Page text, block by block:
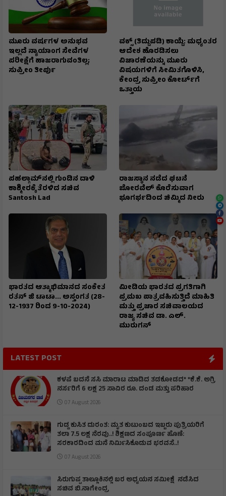
ಮೂರು ವರ್ಷಗಳ ಅನುಭವ
ಇಲ್ಲದೆ ನ್ಯಾಯಾಂಗ ಸೇವೆಗಳ
ಪರೀಕ್ಷೆಗೆ ಹಾಜರಾಗುವಂತಿಲ್ಲ;
ಸುಪ್ರೀಂ ತೀರ್ಪು
ವಕ್ಸ್ (ತಿದ್ದುಪಡಿ) ಕಾಯ್ದೆ: ಮಧ್ಯಂತರ
ಆದೇಶ ಹೊರಡಿಸಲು
ವಿಚಾರಣೆಯನ್ನು ಮೂರು
ವಿಷಯಗಳಿಗೆ ಸೀಮಿತಗೊಳಿಸಿ,
ಕೇಂದ್ರ ಸುಪ್ರೀಂ ಕೋರ್ಟ್‌ಗೆ
ಒತ್ತಾಯ
ಪಹಲ್ಗಾಮ್​ನಲ್ಲಿ ಗುಂಡಿನ ದಾಳಿ
ಕಾಶ್ಮೀರಕ್ಕೆ ತೆರಳಿದ ಸಚಿವ
Santosh Lad
ರಾಜಸ್ಥಾನ ನಡೆದ ಘಟನೆ
ಬೋರವೆಲ್ ಕೊರೆಸುವಾಗ
ಭೂಗರ್ಭದಿಂದ ಚಿಮ್ಮಿದ ನೀರು
ಭಾರತದ ಆತ್ಮಾಭಿಮಾನದ ಸಂಕೇತ
ರತನ್ ಜಿ ಟಾಟಾ... ಅಸ್ತಂಗತ (28-
12-1937 ರಿಂದ 9-10-2024)
ಮೀಡಿಯ ಭಾರತದ ಪ್ರಗತಿಗಾಗಿ
ಪ್ರಮಖ ಪಾತ್ರವಹಿಸುತ್ತಿದೆ ಮಾಹಿತಿ
ಮತ್ತು ಪ್ರಚಾರ ಸಚಿವಾಲಯದ
ರಾಜ್ಯ ಸಚಿವ ಡಾ. ಎಲ್.
ಮುರುಗನ್
LATEST POST
ಕಳಪೆ ಬದನೆ ಸಸಿ ಮಾರಾಟ ಮಾಡಿದ ತಡಕೋಡದ* *ಕೆ.ಕೆ. ಅಗ್ರಿ
ನರ್ಸರಿಗೆ 6 ಲಕ್ಷ 25 ಸಾವಿರ ರೂ. ದಂಡ ಮತ್ತು ಪರಿಹಾರ
07 August 2026
ಗುಡ್ಡ ಕುಸಿತ ದುರಂತ: ಮೃತ ಕುಟುಂಬದ ಇಬ್ಬರು ಪುತ್ರಿಯರಿಗೆ
ತಲಾ 7.5 ಲಕ್ಷ ನೆರವು..! ಶಿಕ್ಷಣದ ಸಂಪೂರ್ಣ ಹೊಣೆ:
ಸರಕಾರದಿಂದ ಮನೆ ನಿರ್ಮಿಸಿಕೊಡುವ ಭರವಸೆ..!
07 August 2026
ಸಿರುಗುಪ್ಪ ತಾಲ್ಲೂಕಿನಲ್ಲಿ ಬರ ಅಧ್ಯಯನ ಸಮೀಕ್ಷೆ ನಡೆಸಿದ
ಸಚಿವ ಬಿ.ನಾಗೇಂದ್ರ